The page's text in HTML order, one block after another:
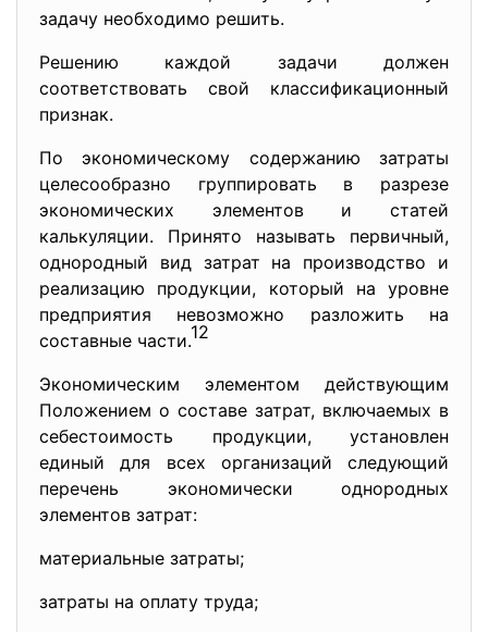
задачу необходимо решить.
Решению каждой задачи должен
соответствовать свой классификационный
признак.
По экономическому содержанию затраты
целесообразно группировать в разрезе
экономических элементов и статей
калькуляции. Принято называть первичный,
однородный вид затрат на производство и
реализацию продукции, который на уровне
предприятия невозможно разложить на
составные части.12
Экономическим элементом действующим
Положением о составе затрат, включаемых в
себестоимость продукции, установлен
единый для всех организаций следующий
перечень экономически однородных
элементов затрат:
материальные затраты;
затраты на оплату труда;